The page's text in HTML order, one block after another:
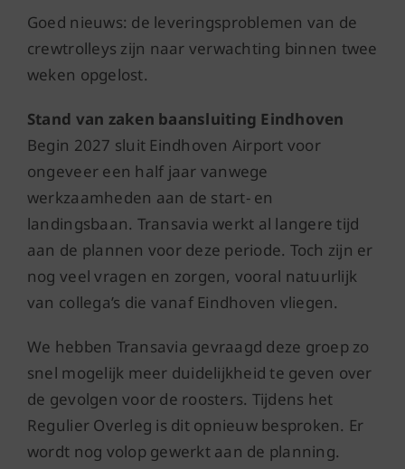
Goed nieuws: de leveringsproblemen van de
crewtrolleys zijn naar verwachting binnen twee
weken opgelost.
Stand van zaken baansluiting Eindhoven
Begin 2027 sluit Eindhoven Airport voor
ongeveer een half jaar vanwege
werkzaamheden aan de start- en
landingsbaan. Transavia werkt al langere tijd
aan de plannen voor deze periode. Toch zijn er
nog veel vragen en zorgen, vooral natuurlijk
van collega’s die vanaf Eindhoven vliegen.
We hebben Transavia gevraagd deze groep zo
snel mogelijk meer duidelijkheid te geven over
de gevolgen voor de roosters. Tijdens het
Regulier Overleg is dit opnieuw besproken. Er
wordt nog volop gewerkt aan de planning.